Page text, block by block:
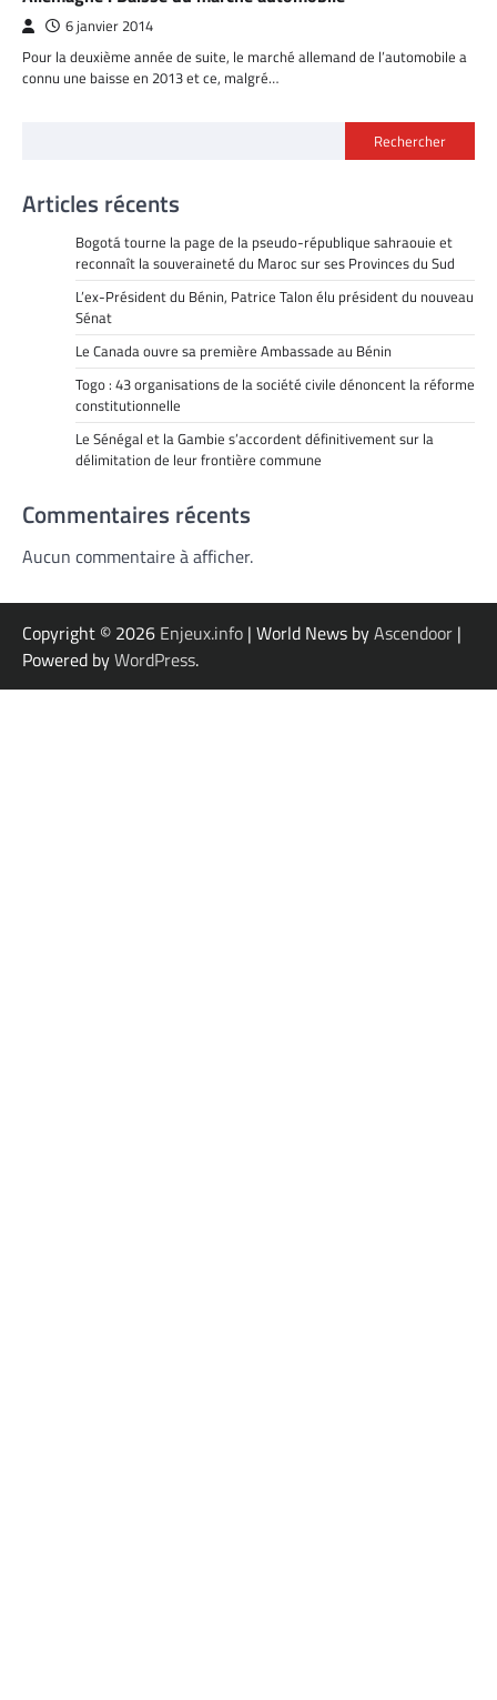
6 janvier 2014
Pour la deuxième année de suite, le marché allemand de l’automobile a
connu une baisse en 2013 et ce, malgré…
Rechercher
Articles récents
Bogotá tourne la page de la pseudo-république sahraouie et
reconnaît la souveraineté du Maroc sur ses Provinces du Sud
L’ex-Président du Bénin, Patrice Talon élu président du nouveau
Sénat
Le Canada ouvre sa première Ambassade au Bénin
Togo : 43 organisations de la société civile dénoncent la réforme
constitutionnelle
Le Sénégal et la Gambie s’accordent définitivement sur la
délimitation de leur frontière commune
Commentaires récents
Aucun commentaire à afficher.
Copyright © 2026 Enjeux.info | World News byAscendoor |
Powered byWordPress.